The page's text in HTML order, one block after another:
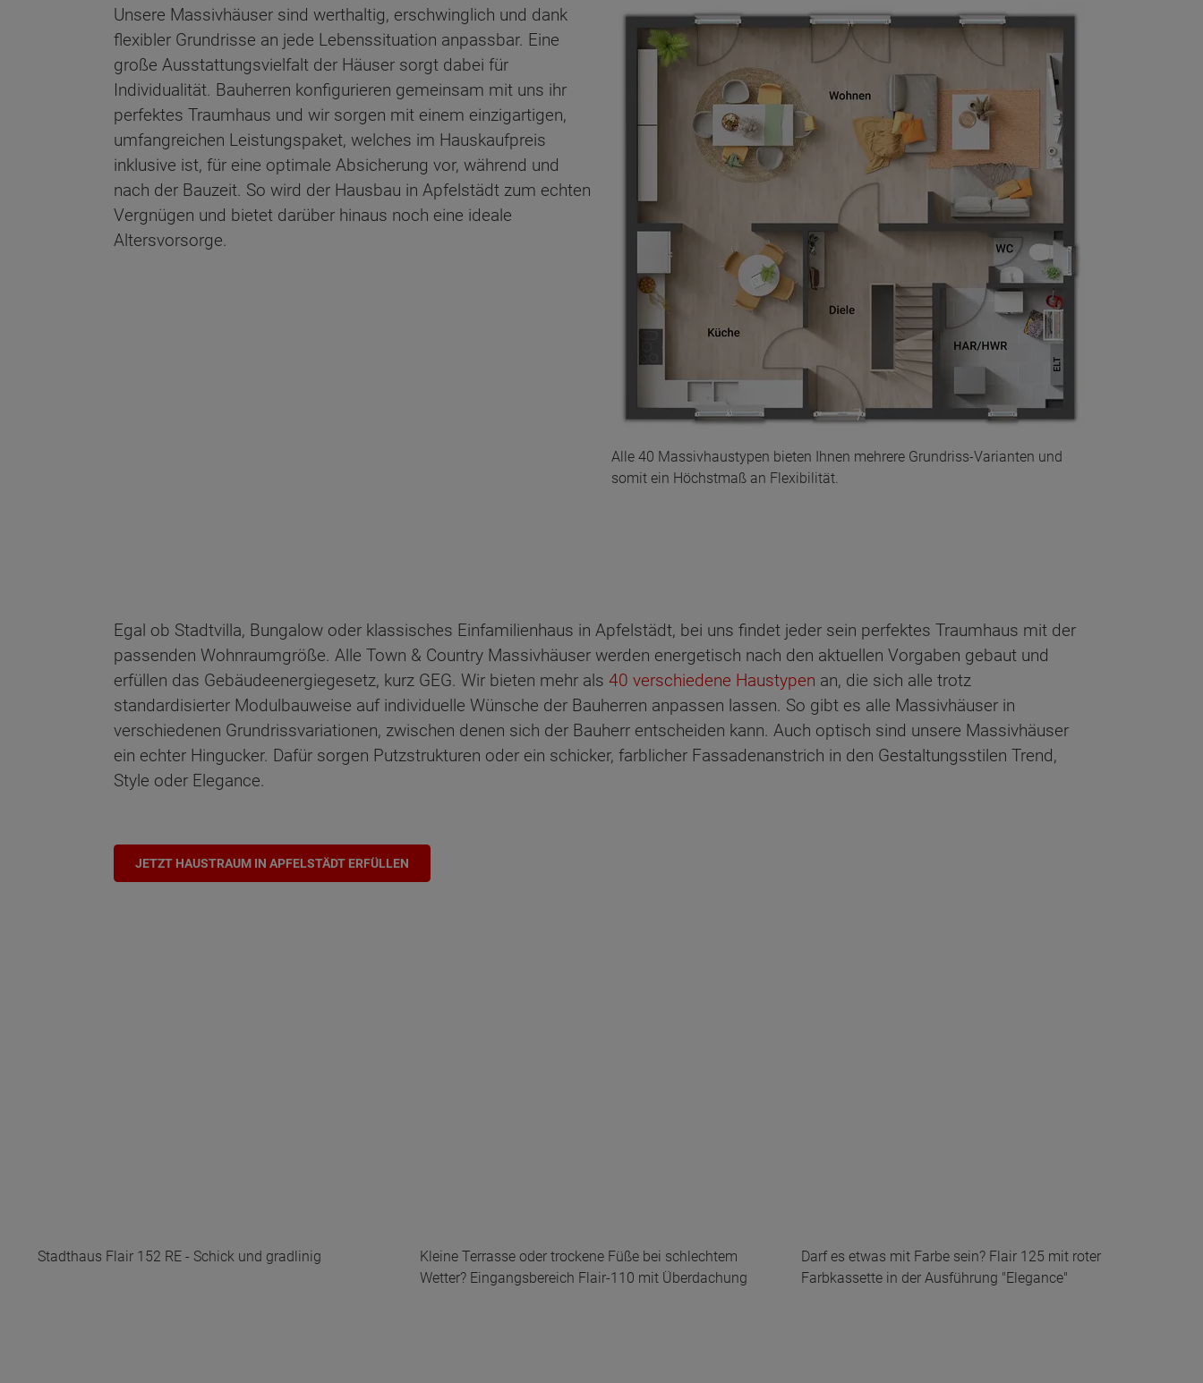
Alle 40 Massivhaustypen bieten Ihnen mehrere Grundriss-Varianten und
somit ein Höchstmaß an Flexibilität.
Unsere Massivhäuser sind werthaltig, erschwinglich und dank
flexibler Grundrisse an jede Lebenssituation anpassbar. Eine
große Ausstattungsvielfalt der Häuser sorgt dabei für
Individualität. Bauherren konfigurieren gemeinsam mit uns ihr
perfektes Traumhaus und wir sorgen mit einem einzigartigen,
umfangreichen Leistungspaket, welches im Hauskaufpreis
inklusive ist, für eine optimale Absicherung vor, während und
nach der Bauzeit. So wird der Hausbau in Apfelstädt zum echten
Vergnügen und bietet darüber hinaus noch eine ideale
Altersvorsorge.
Egal ob Stadtvilla, Bungalow oder klassisches Einfamilienhaus in Apfelstädt, bei uns findet jeder sein perfektes Traumhaus mit der
passenden Wohnraumgröße. Alle Town & Country Massivhäuser werden energetisch nach den aktuellen Vorgaben gebaut und
erfüllen das Gebäudeenergiegesetz, kurz GEG. Wir bieten mehr als 40 verschiedene Haustypen an, die sich alle trotz
standardisierter Modulbauweise auf individuelle Wünsche der Bauherren anpassen lassen. So gibt es alle Massivhäuser in
verschiedenen Grundrissvariationen, zwischen denen sich der Bauherr entscheiden kann. Auch optisch sind unsere Massivhäuser
ein echter Hingucker. Dafür sorgen Putzstrukturen oder ein schicker, farblicher Fassadenanstrich in den Gestaltungsstilen Trend,
Style oder Elegance.
JETZT HAUSTRAUM IN APFELSTÄDT ERFÜLLEN
Stadthaus Flair 152 RE - Schick und gradlinig
Kleine Terrasse oder trockene Füße bei schlechtem
Wetter? Eingangsbereich Flair-110 mit Überdachung
Darf es etwas mit Farbe sein? Flair 125 mit roter
Farbkassette in der Ausführung "Elegance"
Wonach möchten Sie suchen?